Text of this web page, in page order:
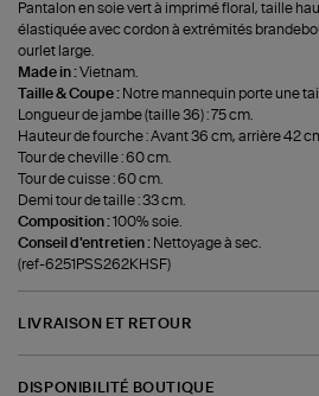
Pantalon en soie vert à imprimé floral, taille
élastiquée avec cordon à extrémités
ourlet large.
Made in :Vietnam.
Taille & Coupe : Notre mannequin porte une
Longueur de jambe (taille 36) : 75 cm.
Hauteur de fourche : Avant 36 cm, arrière 42
Tour de cheville : 60 cm.
Tour de cuisse : 60 cm.
Demi tour de taille : 33 cm.
Composition :100% soie.
Conseil d'entretien : Nettoyage à sec.
(ref-6251PSS262KHSF)
LIVRAISON ET RETOUR
DISPONIBILITÉ BOUTIQUE